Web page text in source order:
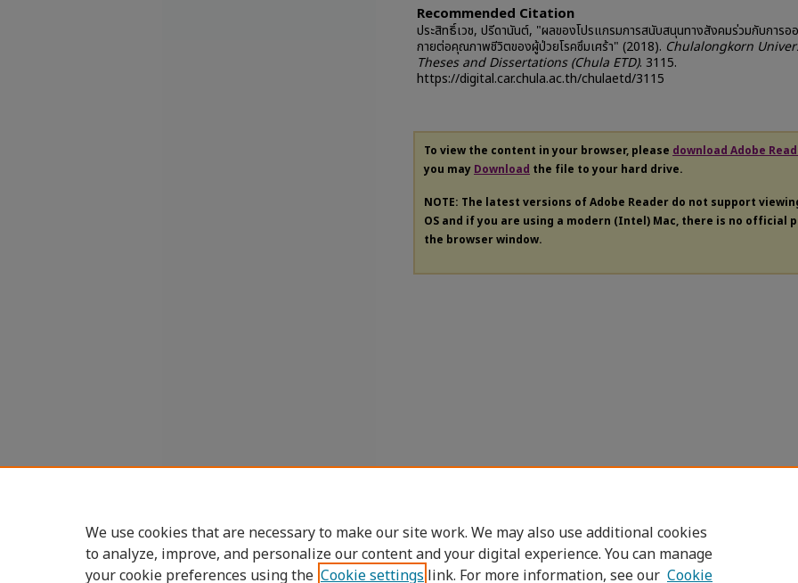
Recommended Citation
ประสิทธิ์เวช, ปรีดานันต์, "ผลของโปรแกรมการสนับสนุนทางสังคมร่วมกับการอ
กายต่อคุณภาพชีวิตของผู้ป่วยโรคซึมเศร้า" (2018). Chulalongkorn
Theses and Dissertations (Chula ETD). 3115.
https://digital.car.chula.ac.th/chulaetd/3115
To view the content in your browser, please download Adobe
you may Download the file to your hard drive.
NOTE: The latest versions of Adobe Reader do not support
OS and if you are using a modern (Intel) Mac, there is no official
the browser window.
We use cookies that are necessary to make our site work. We may also use additional cookies
to analyze, improve, and personalize our content and your digital experience. You can manage
your cookie preferences using the Cookie settings link. For more information, see our Cookie